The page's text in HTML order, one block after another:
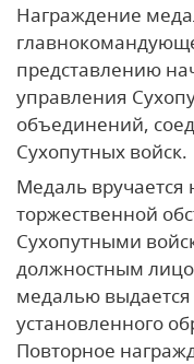
Награждение
представлению
управления
объединений,
Сухопутных войск.
Медаль
торжественной
Сухопутными
должностным
медалью выдается
установленного
Повторное